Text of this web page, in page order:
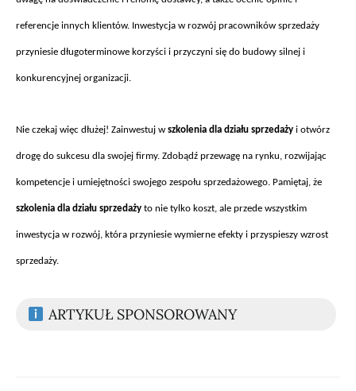
referencje innych klientów. Inwestycja w rozwój pracowników sprzedaży
przyniesie długoterminowe korzyści i przyczyni się do budowy silnej i
konkurencyjnej organizacji.
Nie czekaj więc dłużej! Zainwestuj w szkolenia dla działu sprzedaży i otwórz
drogę do sukcesu dla swojej firmy. Zdobądź przewagę na rynku, rozwijając
kompetencje i umiejętności swojego zespołu sprzedażowego. Pamiętaj, że
szkolenia dla działu sprzedaży to nie tylko koszt, ale przede wszystkim
inwestycja w rozwój, która przyniesie wymierne efekty i przyspieszy wzrost
sprzedaży.
ARTYKUŁ SPONSOROWANY